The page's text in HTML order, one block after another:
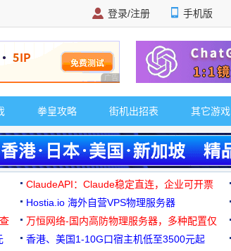
登录/注册 手机版
广告 商业广告，理性选择
拳皇攻略 街机出招表 其它游戏
ClaudeAPI：Claude稳定直连，企业可开票
Hostia.io 海外自营VPS物理服务器
万恒网络-国内高防物理服务器，多种配置仅
99元/月起
香港、美国1-10G口宿主机低至3500元起